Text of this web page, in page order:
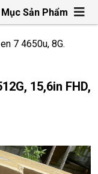
Sản Phẩm
7 4650u, 8G.
15,6in FHD,